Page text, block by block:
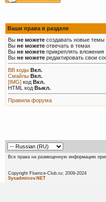
Ваши права в разделе
Вы не можете создавать новые темы
Вы не можете отвечать в темах
Вы не можете прикреплять вложения
Вы не можете редактировать свои
BB коды Вкл.
Смайлы Вкл.
[IMG] код Вкл.
HTML код Выкл.
Правила форума
Все права на размещенную информацию
Copyright
Sysadminov.NET